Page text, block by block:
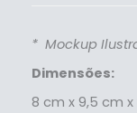
* Mockup
Dimensões:
8 cm x 9,5 cm